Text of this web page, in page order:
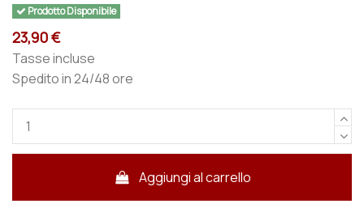
Prodotto Disponibile
23,90 €
Tasse incluse
Spedito in 24/48 ore
Aggiungi al carrello